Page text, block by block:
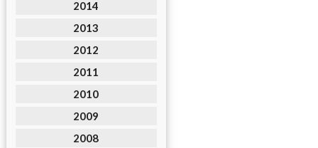
2014
2013
2012
2011
2010
2009
2008